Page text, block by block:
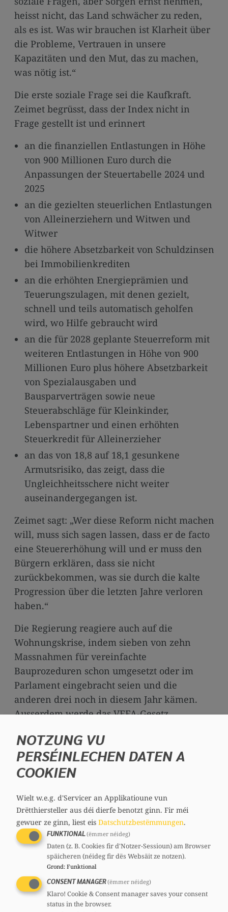
media
links
heisst nicht, das Land schwächer zu reden,
als es ist. Was wir brauchen ist Klarheit über
die Probleme, Vertrauen in unsere
Kapazitäten und den Mut, das zu machen,
was nötig ist.“
Die erste soziale Frage sei die Kaufkraft.
Zeimet begrüsst, dass der Index nicht in
Frage gestellt ist und erinnert
an die finanziellen Entlastungen in Höhe
von 900 Millionen Euro durch die
Anpassungen der Steuertabelle 2024 und
2025
an die gezielten steuerlichen Entlastungen
von Alleinerziehern und Witwen und
Witwer
die höhere Absetzbarkeit von Schuldzinsen
bei Immobilienkrediten
an die erhöhten Energieprämien und
Teuerungszulagen, mit denen gezielt,
schnell und teils automatisch geholfen
wird, wo Hilfe gebraucht wird
an die für 2028 geplante Steuerreform mit
weiteren Entlastungen in Höhe von 900
Millionen Euro plus höhere Absetzbarkeit
von Spezialausgaben und
Bausparverträgen sowie neue
Steuerabschläge für Kleinkinder,
Lebenspartner und einen erhöhten
Steuerkredit für Alleinerzieher
an das von 18,8 auf 18,1 gesunkene
Armutsrisiko, das zeigt, dass die
Ungleichheitsschere nicht weiter
auseinandergegangen ist.
Zeimet sagt: „Wer diese Reform nicht machen
will, muss sich sagen lassen, dass er de facto
eine Steuererhöhung will und er muss den
Bürgern erklären, dass sie nicht
zurückbekommen, was sie durch die kalte
Progression über die letzten Jahre verloren
haben.“
Die Regierung reagiere auch auf die
Wohnungskrise, indem sieben von zehn
Massnahmen für vereinfachte
Bauprozeduren schon umgesetzt oder im
Parlament eingebracht seien und die
anderen drei noch in diesem Jahr kämen.
Ausserdem werde das VEFA-Gesetz
aufgestockt und sogenannte Housing Bonds
aufgelegt werden, um bezahlbaren
Wohnraum zu schaffen. Zudem werde der
Beim Mindestlohn erinnert Zeimet daran,
dass er nirgends so hoch sei und so viel
Kaufkraft bietet wie in Luxemburg. Laut
IGSS hatte ein Mindestlohnempfänger 2024
ein verfügbares Einkommen von 2.405 Euro
und 2025 ist es um fünf Prozent auf 2.529
Euro gestiegen. Bei einem Alleinerzieher mit
zwei Kindern ist er um 26 Prozent von 3.451
NOTZUNG VU
PERSÉINLECHEN DATEN A
COOKIEN
Wielt w.e.g. d'Servicer an Applikatioune vun
Drëtthiersteller aus déi dierfe benotzt ginn. Fir méi
gewuer ze ginn, liest eis Datschutzbestëmmungen.
FUNKTIONAL(ëmmer néideg)
Daten (z. B. Cookies fir d'Notzer-Sessioun) am Browser
späicheren (néideg fir dës Websäit ze notzen).
Grond: Funktional
CONSENT MANAGER(ëmmer néideg)
Klaro! Cookie & Consent manager saves your consent
status in the browser.